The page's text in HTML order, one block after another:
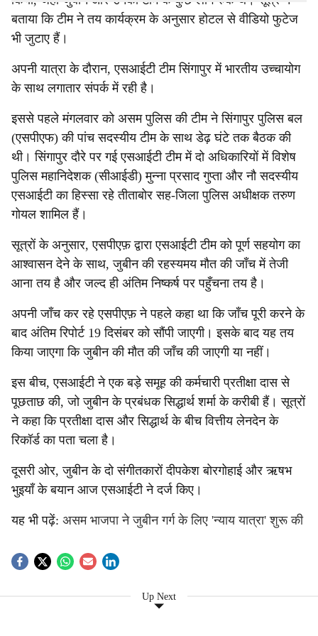
बताया कि टीम ने तय कार्यक्रम के अनुसार होटल से वीडियो फुटेज
भी जुटाए हैं।
अपनी यात्रा के दौरान, एसआईटी टीम सिंगापुर में भारतीय उच्चायोग
के साथ लगातार संपर्क में रही है।
इससे पहले मंगलवार को असम पुलिस की टीम ने सिंगापुर पुलिस बल
(एसपीएफ) की पांच सदस्यीय टीम के साथ डेढ़ घंटे तक बैठक की
थी। सिंगापुर दौरे पर गई एसआईटी टीम में दो अधिकारियों में विशेष
पुलिस महानिदेशक (सीआईडी) मुन्ना प्रसाद गुप्ता और नौ सदस्यीय
एसआईटी का हिस्सा रहे तीताबोर सह-जिला पुलिस अधीक्षक तरुण
गोयल शामिल हैं।
सूत्रों के अनुसार, एसपीएफ़ द्वारा एसआईटी टीम को पूर्ण सहयोग का
आश्वासन देने के साथ, जुबीन की रहस्यमय मौत की जाँच में तेजी
आना तय है और जल्द ही अंतिम निष्कर्ष पर पहुँचना तय है।
अपनी जाँच कर रहे एसपीएफ़ ने पहले कहा था कि जाँच पूरी करने के
बाद अंतिम रिपोर्ट 19 दिसंबर को सौंपी जाएगी। इसके बाद यह तय
किया जाएगा कि जुबीन की मौत की जाँच की जाएगी या नहीं।
इस बीच, एसआईटी ने एक बड़े समूह की कर्मचारी प्रतीक्षा दास से
पूछताछ की, जो जुबीन के प्रबंधक सिद्धार्थ शर्मा के करीबी हैं। सूत्रों
ने कहा कि प्रतीक्षा दास और सिद्धार्थ के बीच वित्तीय लेनदेन के
रिकॉर्ड का पता चला है।
दूसरी ओर, जुबीन के दो संगीतकारों दीपकेश बोरगोहाई और ऋषभ
भुइयाँ के बयान आज एसआईटी ने दर्ज किए।
यह भी पढ़ें: असम भाजपा ने जुबीन गर्ग के लिए 'न्याय यात्रा' शुरू की
Up Next